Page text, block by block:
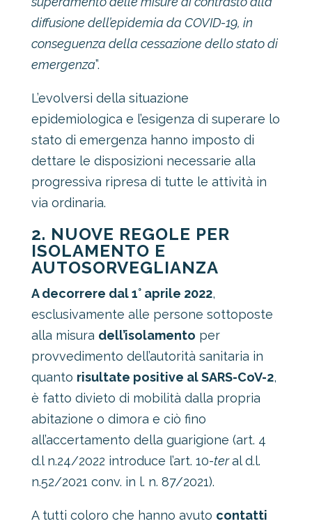
diffusione dell’epidemia da COVID-19, in
conseguenza della cessazione dello stato di
emergenza”.
L’evolversi della situazione
epidemiologica e l’esigenza di superare lo
stato di emergenza hanno imposto di
dettare le disposizioni necessarie alla
progressiva ripresa di tutte le attività in
via ordinaria.
2. NUOVE REGOLE PER
ISOLAMENTO E
AUTOSORVEGLIANZA
A decorrere dal 1° aprile 2022,
esclusivamente alle persone sottoposte
alla misura dell’isolamento per
provvedimento dell’autorità sanitaria in
quanto risultate positive al SARS-CoV-2,
è fatto divieto di mobilità dalla propria
abitazione o dimora e ciò fino
all’accertamento della guarigione (art. 4
d.l n.24/2022 introduce l’art. 10-teral d.l.
n.52/2021 conv. in l. n. 87/2021).
A tutti coloro che hanno avuto contatti